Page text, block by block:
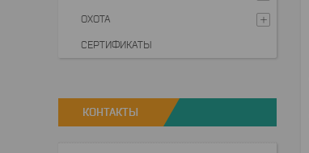
ОХОТА
СЕРТИФИКАТЫ
КОНТАКТЫ